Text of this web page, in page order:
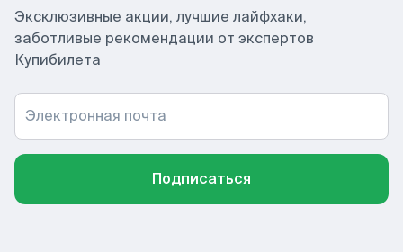
Эксклюзивные акции, лучшие лайфхаки,
заботливые рекомендации от экспертов
Купибилета
Электронная почта
Подписаться